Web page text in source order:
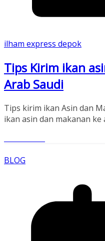
ilham express depok
Tips Kirim ikan
Arab Saudi
Tips kirim ikan Asin dan
ikan asin dan makanan ke
BLOG